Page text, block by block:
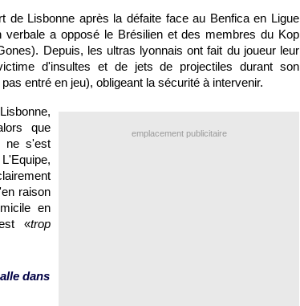
de Lisbonne après la défaite face au Benfica en Ligue
verbale a opposé le Brésilien et des membres du Kop
Depuis, les ultras lyonnais ont fait du joueur leur
d'insultes et de jets de projectiles durant son
entré en jeu), obligeant la sécurité à intervenir.
emplacement publicitaire
que
ne s'est
raison
en
«trop
dans